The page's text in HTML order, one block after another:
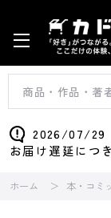
2026/07/29
お届け遅延につ
ホーム 本・コミ